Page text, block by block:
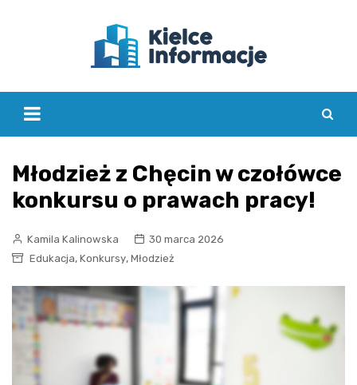
Młodzież z Chęcin w czołówce
konkursu o prawach pracy!
Kamila Kalinowska
30 marca 2026
Edukacja, Konkursy, Młodzież